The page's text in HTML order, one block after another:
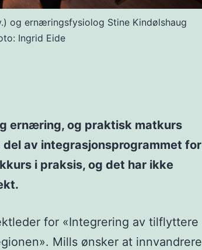
og ernæringsfysiolog Stine Kindølshaug
Ingrid Eide
ernæring, og praktisk matkurs
av integrasjonsprogrammet for
i praksis, og det har ikke
for «Integrering av tilflyttere
Mills ønsker at innvandrere